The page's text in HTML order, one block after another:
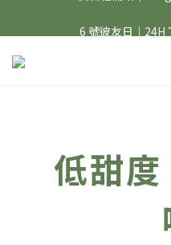
美力開肌｜滿
低甜